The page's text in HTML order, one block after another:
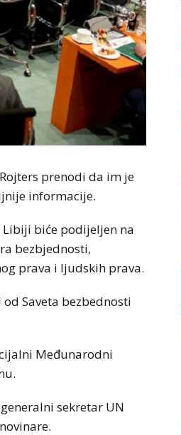
prenodi da im je
informacije.
Libiji biće podijeljen na
bezbjednosti,
prava i ljudskih prava.
Saveta bezbednosti
Međunarodni
sekretar UN